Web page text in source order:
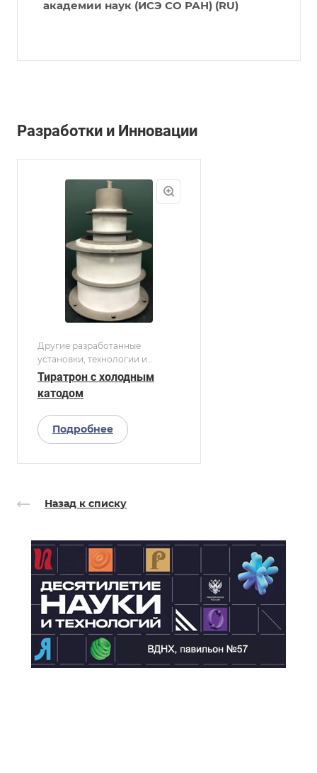
академии наук (ИСЭ СО РАН) (RU)
Разработки и Инновации
Другие разработанные
установки, технологии и
устройства
Тиратрон с холодным
катодом
Подробнее
Назад к списку